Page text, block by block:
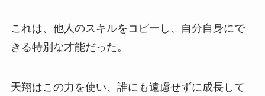
これは、他人のスキルをコピーし、自分自身にで
きる特別な才能だった。
天翔はこの力を使い、誰にも遠慮せずに成長して